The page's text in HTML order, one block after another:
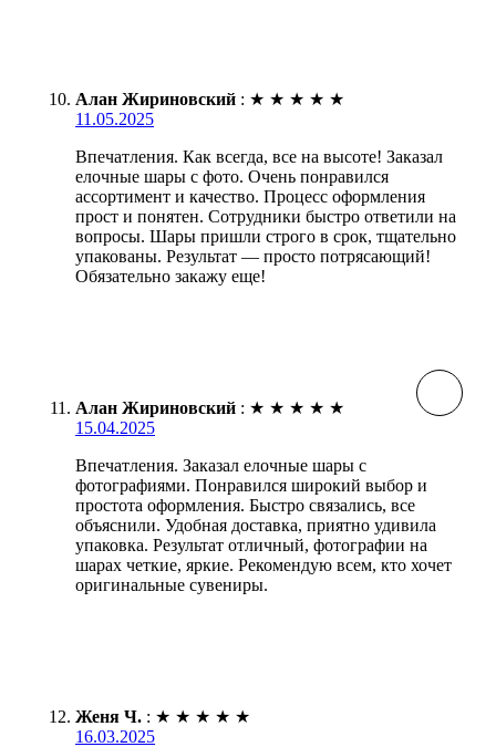
Алан Жириновский : ★ ★ ★ ★ ★
11.05.2025
Впечатления. Как всегда, все на высоте! Заказал
елочные шары с фото. Очень понравился
ассортимент и качество. Процесс оформления
прост и понятен. Сотрудники быстро ответили на
вопросы. Шары пришли строго в срок, тщательно
упакованы. Результат — просто потрясающий!
Обязательно закажу еще!
Алан Жириновский : ★ ★ ★ ★ ★
15.04.2025
Впечатления. Заказал елочные шары с
фотографиями. Понравился широкий выбор и
простота оформления. Быстро связались, все
объяснили. Удобная доставка, приятно удивила
упаковка. Результат отличный, фотографии на
шарах четкие, яркие. Рекомендую всем, кто хочет
оригинальные сувениры.
Женя Ч. : ★ ★ ★ ★ ★
16.03.2025